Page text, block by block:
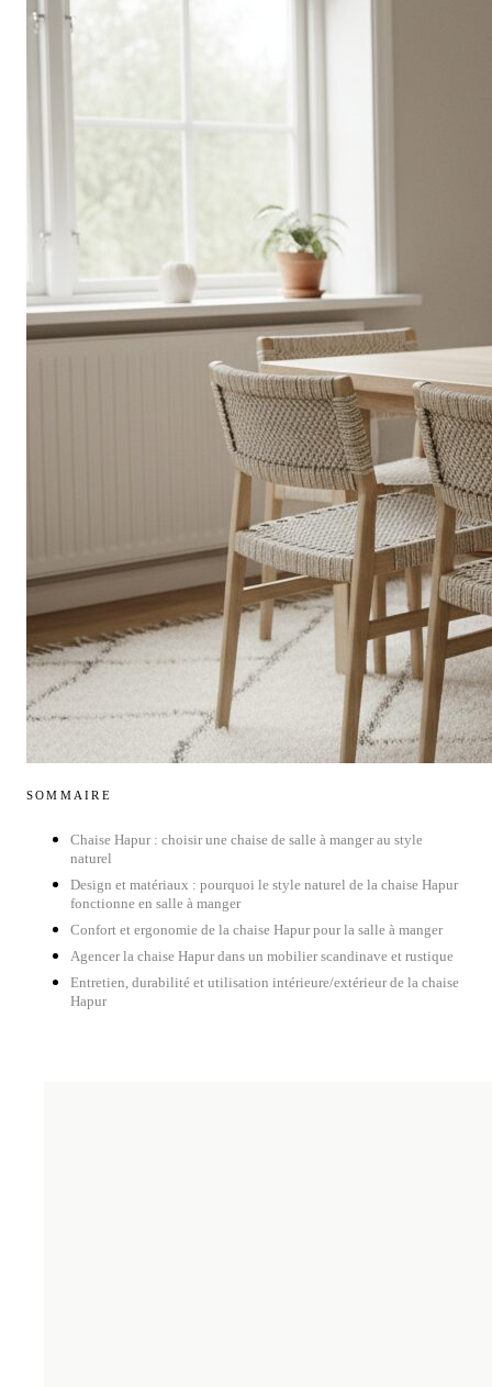
SOMMAIRE
Chaise Hapur : choisir une chaise de salle à manger au style
naturel
Design et matériaux : pourquoi le style naturel de la chaise Hapur
fonctionne en salle à manger
Confort et ergonomie de la chaise Hapur pour la salle à manger
Agencer la chaise Hapur dans un mobilier scandinave et rustique
Entretien, durabilité et utilisation intérieure/extérieur de la chaise
Hapur